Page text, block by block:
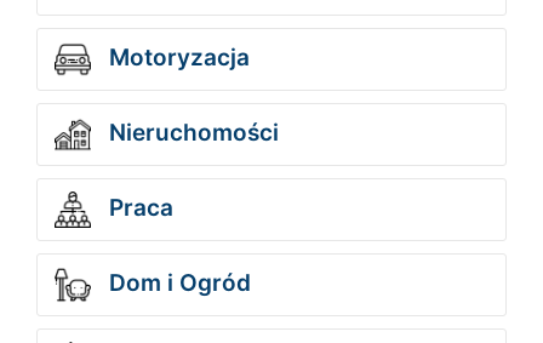
Motoryzacja
Nieruchomości
Praca
Dom i Ogród